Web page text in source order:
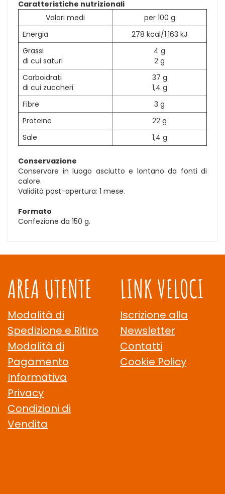
Caratteristiche nutrizionali
Valori medi
per 100 g
Energia
278 kcal/1.163 kJ
Grassi
di cui saturi
4 g
2 g
Carboidrati
di cui zuccheri
37 g
1,4 g
Fibre
3 g
Proteine
22 g
Sale
1,4 g
Conservazione
Conservare in luogo asciutto e lontano da fonti di
calore.
Validità post-apertura: 1 mese.
Formato
Confezione da 150 g.
AREA UTENTE
Modalità di
Spedizione e Ritiro
Modalità di
Pagamento
Informativa
Privacy
Condizioni di
Vendita
LINK VELOCI
Iscrizione alla
Newsletter
Contatti
Cookie Policy